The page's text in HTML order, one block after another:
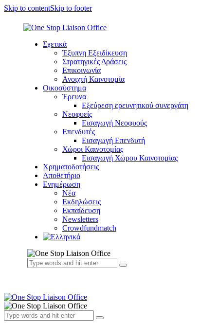
Skip to contentSkip to footer
Σχετικά
Έξυπνη Εξειδίκευση
Στρατηγικές Δράσεις
Επικοινωνία
Ανοιχτή Καινοτομία
Οικοσύστημα
Έρευνα
Εξεύρεση ερευνητικού συνεργάτη
Νεοφυείς
Εισαγωγή Νεοφυούς
Επενδυτές
Εισαγωγή Επενδυτή
Χώροι Καινοτομίας
Εισαγωγή Χώρου Καινοτομίας
Χρηματοδοτήσεις
Αποθετήριο
Ενημέρωση
Νέα
Εκδηλώσεις
Εκπαίδευση
Newsletters
Crowdfundmatch